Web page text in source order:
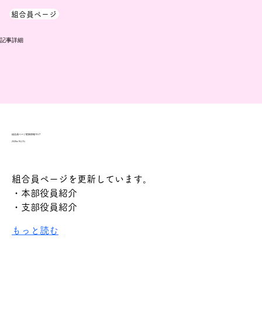
組合員ページ
​記事詳細
組合員ページ更新情報10/7
2025年10月7日
組合員ページを更新しています。
・本部役員紹介
・支部役員紹介
もっと読む